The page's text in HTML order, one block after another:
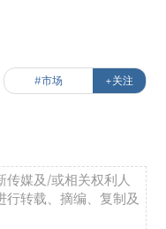
#市场 +关注
传媒及/或相关权利人
转载、摘编、复制及